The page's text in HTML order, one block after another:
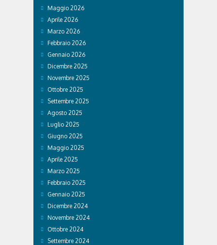
Maggio 2026
Aprile 2026
Marzo 2026
Febbraio 2026
Gennaio 2026
Dicembre 2025
Novembre 2025
Ottobre 2025
Settembre 2025
Agosto 2025
Luglio 2025
Giugno 2025
Maggio 2025
Aprile 2025
Marzo 2025
Febbraio 2025
Gennaio 2025
Dicembre 2024
Novembre 2024
Ottobre 2024
Settembre 2024